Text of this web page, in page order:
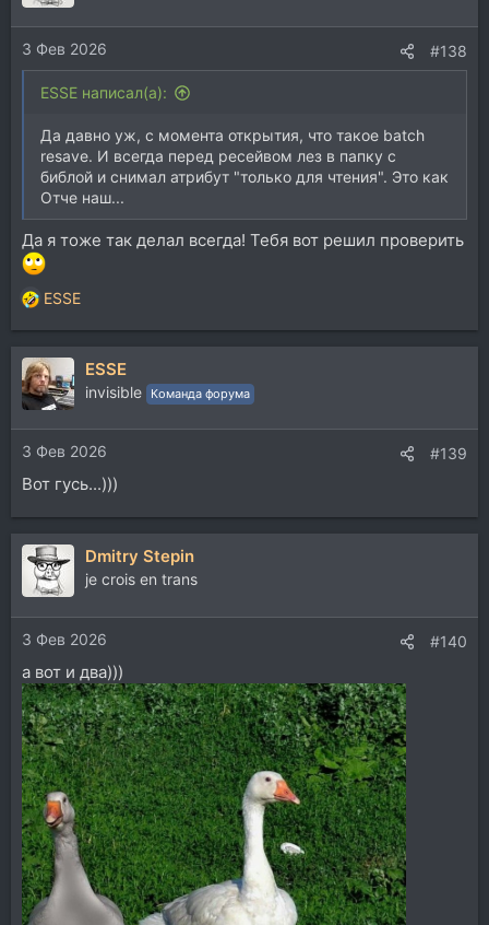
3 Фев 2026 #138
ESSE написал(а):
Да давно уж, с момента открытия, что такое batch
resave. И всегда перед ресейвом лез в папку с
библой и снимал атрибут "только для чтения". Это как
Отче наш...
Да я тоже так делал всегда! Тебя вот решил проверить
Р
е
а
к
ц
и
и
:
ESSE
ESSE
invisible Команда форума
3 Фев 2026 #139
Вот гусь...)))
Dmitry Stepin
je crois en trans
3 Фев 2026 #140
а вот и два)))